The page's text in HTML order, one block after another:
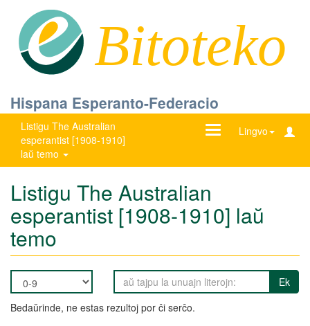
Bitoteko
Hispana Esperanto-Federacio
Listigu The Australian
esperantist [1908-1910]
laŭ temo
Lingvo
Ŝanĝu
Listigu The Australian
esperantist [1908-1910] laŭ
temo
Ek
Bedaŭrinde, ne estas rezultoj por ĉi serĉo.